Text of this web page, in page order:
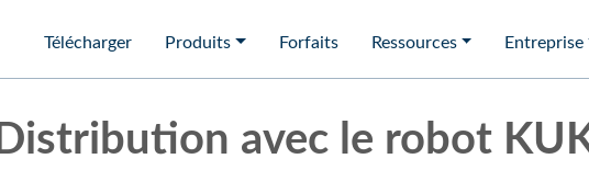
Télécharger Produits Forfaits Ressources Entreprise
Distribution avec le robot